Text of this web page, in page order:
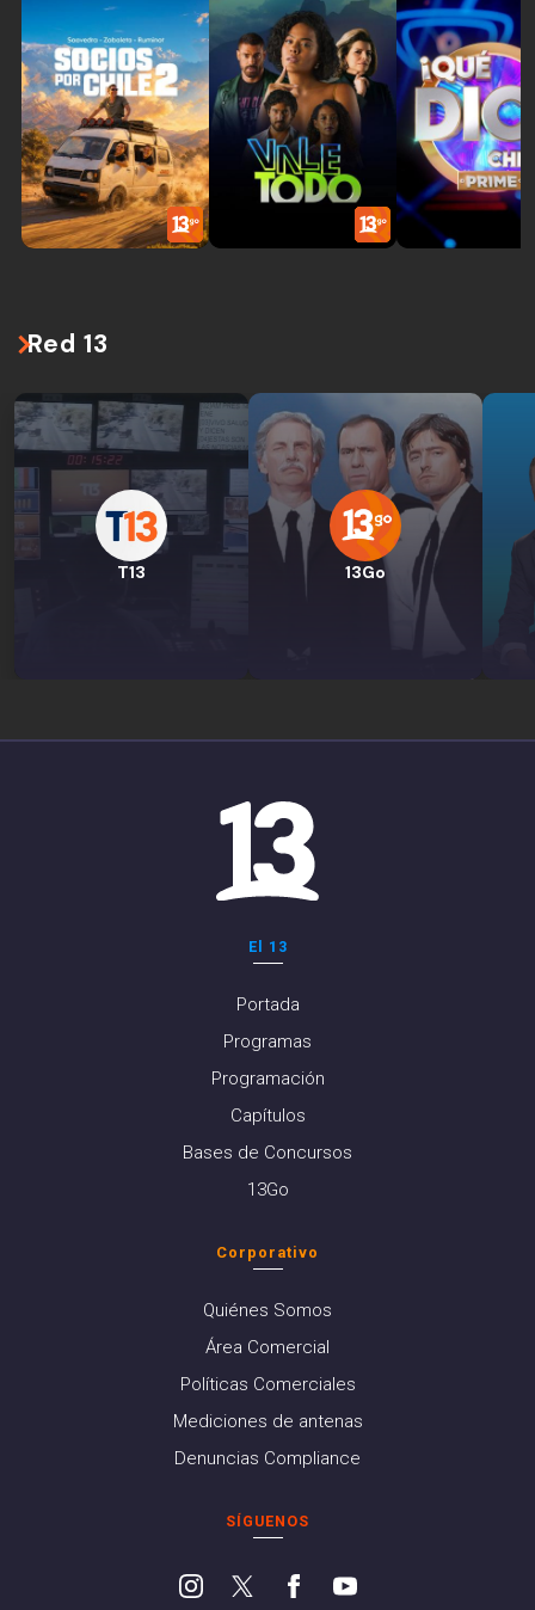
Red 13
T13 13Go
El 13
Portada
Programas
Programación
Capítulos
Bases de Concursos
13Go
Corporativo
Quiénes Somos
Área Comercial
Políticas Comerciales
Mediciones de antenas
Denuncias Compliance
SÍGUENOS